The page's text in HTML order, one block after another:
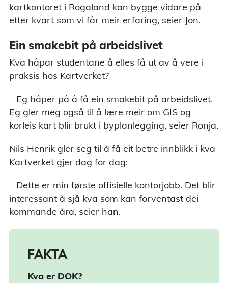
kartkontoret i Rogaland kan bygge vidare på
etter kvart som vi får meir erfaring, seier Jon.
Ein smakebit på arbeidslivet
Kva håpar studentane å elles få ut av å vere i
praksis hos Kartverket?
– Eg håper på å få ein smakebit på arbeidslivet.
Eg gler meg også til å lære meir om GIS og
korleis kart blir brukt i byplanlegging, seier Ronja.
Nils Henrik gler seg til å få eit betre innblikk i kva
Kartverket gjer dag for dag:
– Dette er min første offisielle kontorjobb. Det blir
interessant å sjå kva som kan forventast dei
kommande åra, seier han.
FAKTA
Kva er DOK?